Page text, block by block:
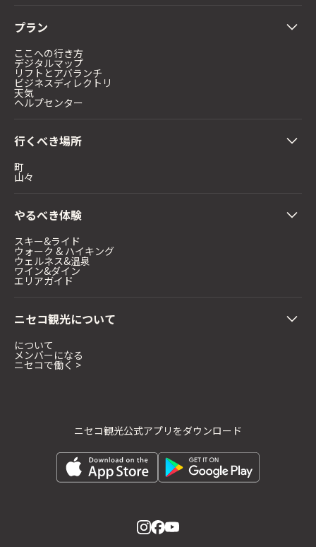
プラン
ここへの行き方
デジタルマップ
リフトとアバランチ
ビジネスディレクトリ
天気
ヘルプセンター
行くべき場所
町
山々
やるべき体験
スキー&ライド
ウォーク & ハイキング
ウェルネス&温泉
ワイン&ダイン
エリアガイド
ニセコ観光について
について
メンバーになる
ニセコで働く >
ニセコ観光公式アプリをダウンロード